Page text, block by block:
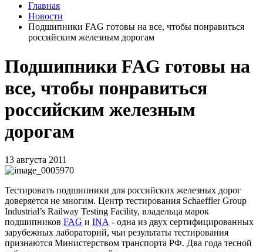
Главная
Новости
Подшипники FAG готовы на все, чтобы понравиться
российским железным дорогам
Подшипники FAG готовы на
все, чтобы понравиться
российским железным
дорогам
13 августа 2011
Тестировать подшипники для российских железных дорог
доверяется не многим. Центр тестирования Schaeffler Group
Industrial’s Railway Testing Facility, владельца марок
подшипников FAG и INA - одна из двух сертифицированных
зарубежных лабораторий, чьи результаты тестирования
признаются Министерством транспорта РФ. Два года тесной